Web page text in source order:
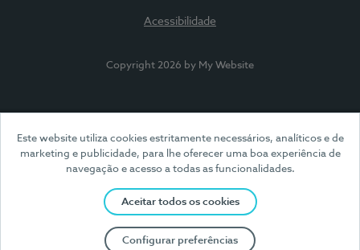
Este website utiliza cookies estritamente necessários, analíticos e de
marketing e publicidade, para lhe oferecer uma boa experiência de
navegação e acesso a todas as funcionalidades.
Aceitar todos os cookies
Configurar preferências
Acessibilidade
Copyright 2026 by My Website